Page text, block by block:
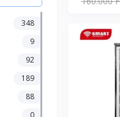
348
9
92
189
88
0